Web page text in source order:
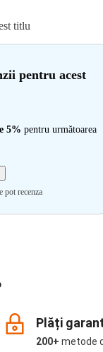
titlu
pentru acest
5% pentru următoarea
pot recenza
Plăți
200+ metode